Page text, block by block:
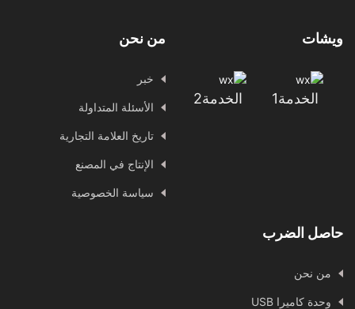
ويشات
الخدمة1 الخدمة2
من نحن
خبر
الأسئلة المتداولة
تاريخ العلامة التجارية
الإنتاج في المصنع
سياسة الخصوصية
حاصل الضرب
من نحن
وحدة كاميرا USB